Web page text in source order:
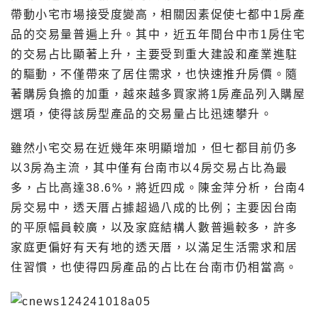
帶動小宅市場接受度變高，相關因素促使七都中1房產
品的交易量普遍上升。其中，近五年間台中市1房住宅
的交易占比顯著上升，主要受到重大建設和產業進駐
的驅動，不僅帶來了居住需求，也快速推升房價。隨
著購房負擔的加重，越來越多買家將1房產品列入購屋
選項，使得該房型產品的交易量占比迅速攀升。
雖然小宅交易在近幾年來明顯增加，但七都目前仍多
以3房為主流，其中僅有台南市以4房交易占比為最
多，占比高達38.6%，將近四成。陳金萍分析，台南4
房交易中，透天厝占據超過八成的比例；主要因台南
的平原幅員較廣，以及家庭結構人數普遍較多，許多
家庭更偏好有天有地的透天厝，以滿足生活需求和居
住習慣，也使得四房產品的占比在台南市仍相當高。